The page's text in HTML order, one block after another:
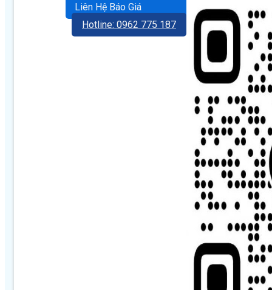
Liên Hệ Báo Giá
Hotline: 0962 775 187